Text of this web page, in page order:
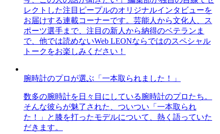
レクトした注目ピープルのオリジナルインタビューを
お届けする連載コーナーです。芸能人から文化人、ス
ポーツ選手まで、注目の新人から納得のベテランま
で、他では読めないWeb LEONならではのスペシャル
トークをお楽しみください！
腕時計のプロが選ぶ「一本取られました！」
数多の腕時計を日々目にしている腕時計のプロたち。
そんな彼らが魅了された、ついつい「一本取られ
た！」と膝を打ったモデルについて、熱く語っていた
だきます。